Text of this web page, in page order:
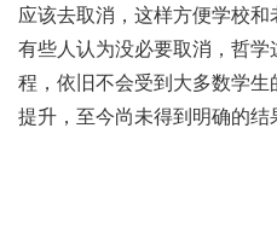
应该去取消，这样方便学校
有些人认为没必要取消，哲
程，依旧不会受到大多数学
提升，至今尚未得到明确的结